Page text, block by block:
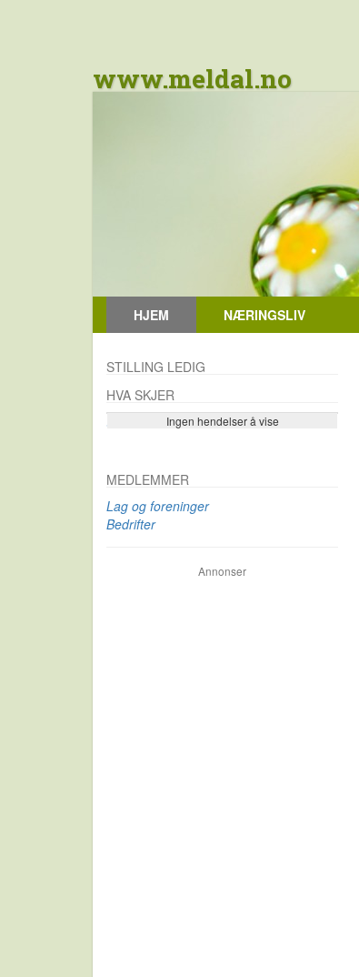
www.meldal.no
HJEM NÆRINGSLIV
STILLING LEDIG
HVA SKJER
Ingen hendelser å vise
Se flere…
MEDLEMMER
Lag og foreninger
Bedrifter
Annonser